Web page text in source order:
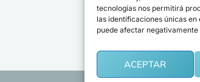
tecnologías nos permitirá
las identificaciones únicas
puede afectar
ACEPTAR